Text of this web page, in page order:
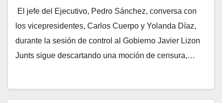
Presupuestos: «Cero
preocupación»
El jefe del Ejecutivo, Pedro Sánchez, conversa con
los vicepresidentes, Carlos Cuerpo y Yolanda Díaz,
durante la sesión de control al Gobierno Javier Lizon
Junts sigue descartando una moción de censura,…